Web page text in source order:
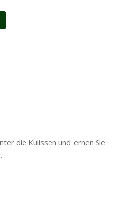
die Kulissen und lernen Sie